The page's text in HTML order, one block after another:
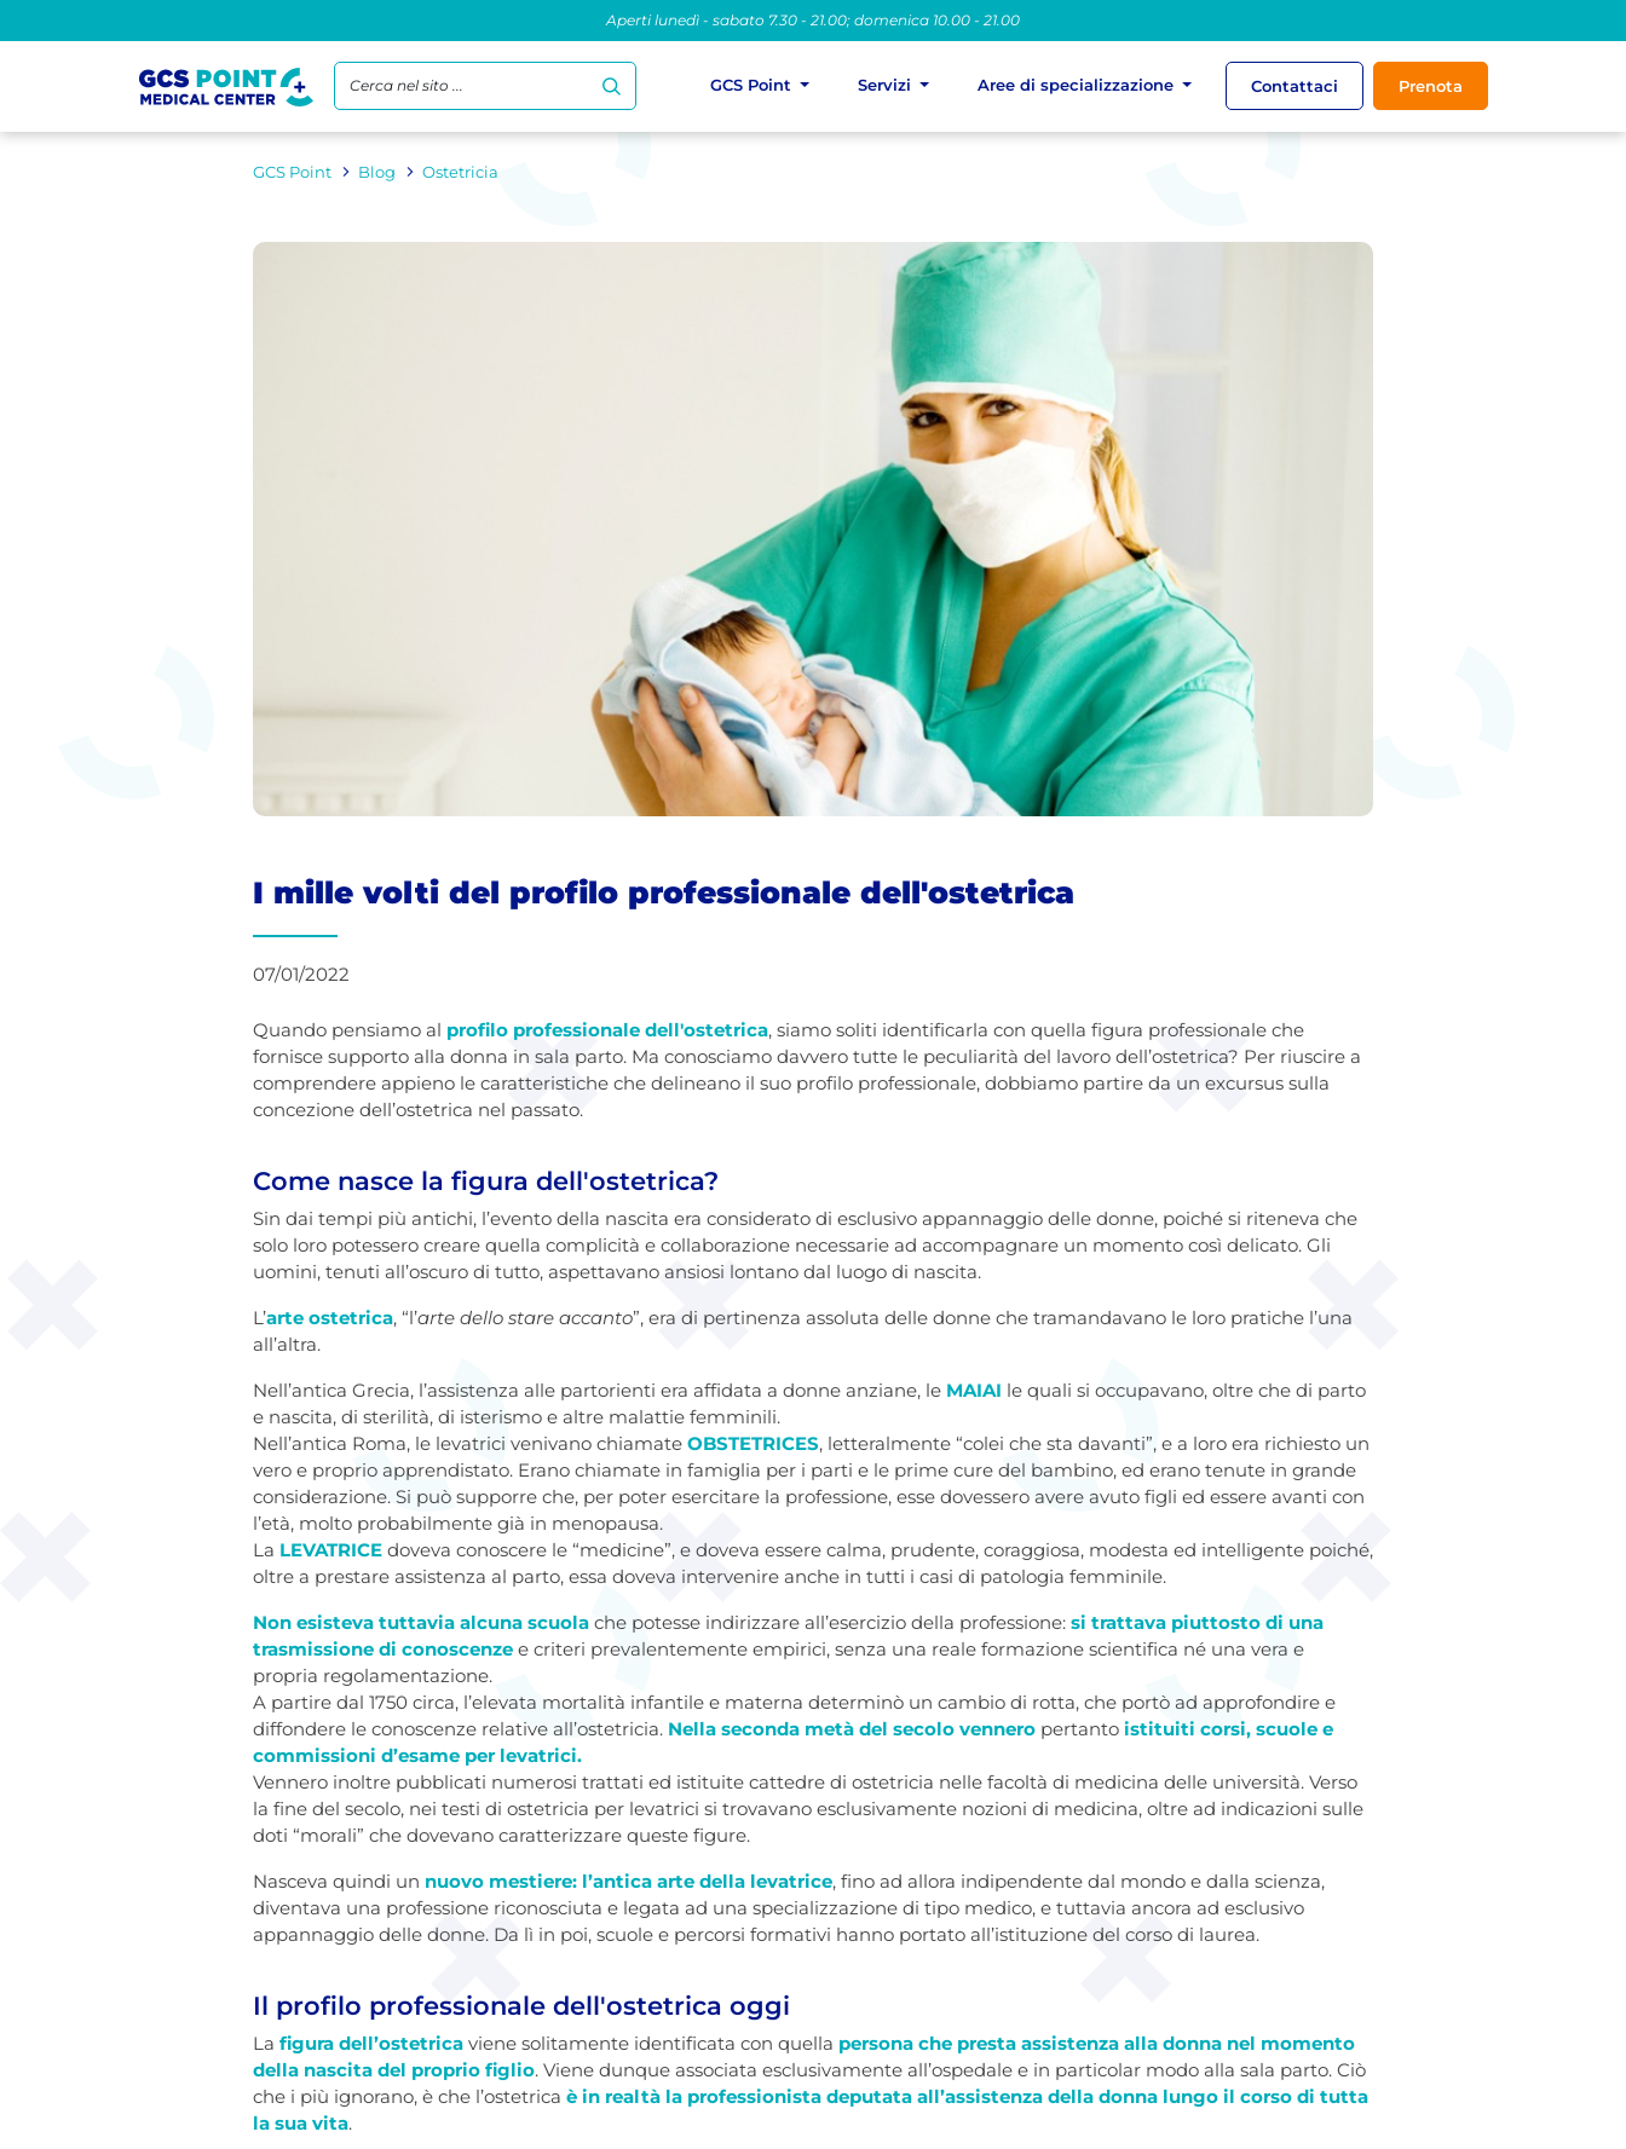
Aperti lunedì - sabato 7.30 - 21.00; domenica 10.00 - 21.00
Cerca nel sito ... GCS Point Servizi Aree di specializzazione Contattaci Prenota
GCS Point Blog Ostetricia
I mille volti del profilo professionale dell'ostetrica
07/01/2022
Quando pensiamo al profilo professionale dell'ostetrica, siamo soliti identificarla con quella figura professionale che
fornisce supporto alla donna in sala parto. Ma conosciamo davvero tutte le peculiarità del lavoro dell’ostetrica? Per riuscire a
comprendere appieno le caratteristiche che delineano il suo profilo professionale, dobbiamo partire da un excursus sulla
concezione dell’ostetrica nel passato.
Come nasce la figura dell'ostetrica?
Sin dai tempi più antichi, l’evento della nascita era considerato di esclusivo appannaggio delle donne, poiché si riteneva che
solo loro potessero creare quella complicità e collaborazione necessarie ad accompagnare un momento così delicato. Gli
uomini, tenuti all’oscuro di tutto, aspettavano ansiosi lontano dal luogo di nascita.
L’arte ostetrica, “l’arte dello stare accanto”, era di pertinenza assoluta delle donne che tramandavano le loro pratiche l’una
all’altra.
Nell’antica Grecia, l’assistenza alle partorienti era affidata a donne anziane, le MAIAI le quali si occupavano, oltre che di parto
e nascita, di sterilità, di isterismo e altre malattie femminili.
Nell’antica Roma, le levatrici venivano chiamate OBSTETRICES, letteralmente “colei che sta davanti”, e a loro era richiesto un
vero e proprio apprendistato. Erano chiamate in famiglia per i parti e le prime cure del bambino, ed erano tenute in grande
considerazione. Si può supporre che, per poter esercitare la professione, esse dovessero avere avuto figli ed essere avanti con
l’età, molto probabilmente già in menopausa.
La LEVATRICE doveva conoscere le “medicine”, e doveva essere calma, prudente, coraggiosa, modesta ed intelligente poiché,
oltre a prestare assistenza al parto, essa doveva intervenire anche in tutti i casi di patologia femminile.
Non esisteva tuttavia alcuna scuola che potesse indirizzare all’esercizio della professione: si trattava piuttosto di una
trasmissione di conoscenze e criteri prevalentemente empirici, senza una reale formazione scientifica né una vera e
propria regolamentazione.
A partire dal 1750 circa, l’elevata mortalità infantile e materna determinò un cambio di rotta, che portò ad approfondire e
diffondere le conoscenze relative all’ostetricia. Nella seconda metà del secolo vennero pertanto istituiti corsi, scuole e
commissioni d’esame per levatrici.
Vennero inoltre pubblicati numerosi trattati ed istituite cattedre di ostetricia nelle facoltà di medicina delle università. Verso
la fine del secolo, nei testi di ostetricia per levatrici si trovavano esclusivamente nozioni di medicina, oltre ad indicazioni sulle
doti “morali” che dovevano caratterizzare queste figure.
Nasceva quindi un nuovo mestiere: l’antica arte della levatrice, fino ad allora indipendente dal mondo e dalla scienza,
diventava una professione riconosciuta e legata ad una specializzazione di tipo medico, e tuttavia ancora ad esclusivo
appannaggio delle donne. Da lì in poi, scuole e percorsi formativi hanno portato all’istituzione del corso di laurea.
Il profilo professionale dell'ostetrica oggi
La figura dell’ostetrica viene solitamente identificata con quella persona che presta assistenza alla donna nel momento
della nascita del proprio figlio. Viene dunque associata esclusivamente all’ospedale e in particolar modo alla sala parto. Ciò
che i più ignorano, è che l’ostetrica è in realtà la professionista deputata all’assistenza della donna lungo il corso di tutta
la sua vita.